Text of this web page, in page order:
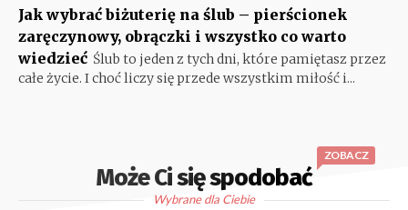
Jak wybrać biżuterię na ślub – pierścionek
zaręczynowy, obrączki i wszystko co warto
wiedzieć Ślub to jeden z tych dni, które pamiętasz przez
całe życie. I choć liczy się przede wszystkim miłość i...
Może Ci się spodobać
ZOBACZ
Wybrane dla Ciebie